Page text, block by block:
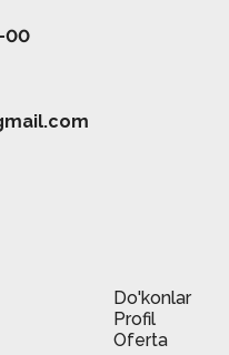
00
Do'konlar
Profil
Oferta